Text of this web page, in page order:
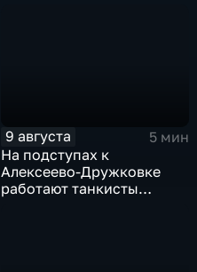
9 августа
5 мин
На подступах к
Алексеево-Дружковке
работают танкисты